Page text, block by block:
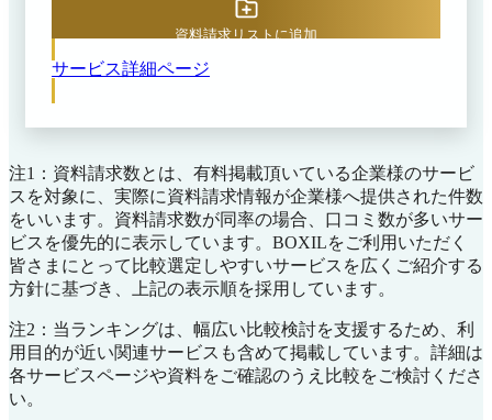
ながら、部分最適から抜け出せなかった計画業務
なく、業界や業務ごとの前提に合わせて設計され
サービス詳細ページ
資料請求リストに追加
注1：資料請求数とは、有料掲載頂いている企業様のサービ
スを対象に、実際に資料請求情報が企業様へ提供された件数
をいいます。資料請求数が同率の場合、口コミ数が多いサー
ビスを優先的に表示しています。BOXILをご利用いただく
皆さまにとって比較選定しやすいサービスを広くご紹介する
方針に基づき、上記の表示順を採用しています。
注2：当ランキングは、幅広い比較検討を支援するため、利
用目的が近い関連サービスも含めて掲載しています。詳細は
各サービスページや資料をご確認のうえ比較をご検討くださ
い。